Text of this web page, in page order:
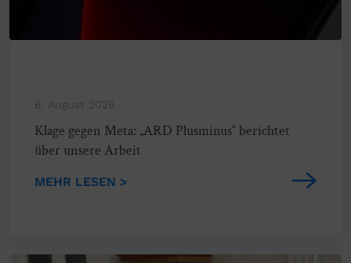
6. August 2026
Klage gegen Meta: „ARD Plusminus“ berichtet
über unsere Arbeit
MEHR LESEN >